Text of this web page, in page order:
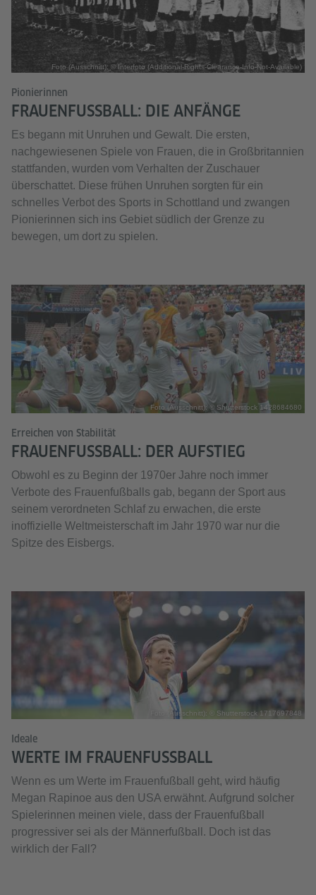
Foto (Ausschnitt): © Interfoto (Additional-Rights-Clearance-Info-Not-Available)
Pionierinnen
FRAUENFUSSBALL: DIE ANFÄNGE
Es begann mit Unruhen und Gewalt. Die ersten,
nachgewiesenen Spiele von Frauen, die in Großbritannien
stattfanden, wurden vom Verhalten der Zuschauer
überschattet. Diese frühen Unruhen sorgten für ein
schnelles Verbot des Sports in Schottland und zwangen
Pionierinnen sich ins Gebiet südlich der Grenze zu
bewegen, um dort zu spielen.
Foto (Ausschnitt): © Shutterstock 1428684680
Erreichen von Stabilität
FRAUENFUSSBALL: DER AUFSTIEG
Obwohl es zu Beginn der 1970er Jahre noch immer
Verbote des Frauenfußballs gab, begann der Sport aus
seinem verordneten Schlaf zu erwachen, die erste
inoffizielle Weltmeisterschaft im Jahr 1970 war nur die
Spitze des Eisbergs.
Foto (Ausschnitt): © Shutterstock 1717697848
Ideale
WERTE IM FRAUENFUSSBALL
Wenn es um Werte im Frauenfußball geht, wird häufig
Megan Rapinoe aus den USA erwähnt. Aufgrund solcher
Spielerinnen meinen viele, dass der Frauenfußball
progressiver sei als der Männerfußball. Doch ist das
wirklich der Fall?